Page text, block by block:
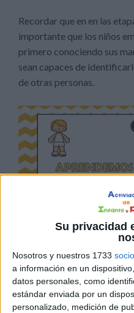
Su privacidad
Nosotros y nuestros 1733
a información en un
datos personales, como
estándar enviada por un
personalizado, medición de
Recordar que en en las
importante que los niños
primero conociendo sus
sean capaces de
de otras personas.